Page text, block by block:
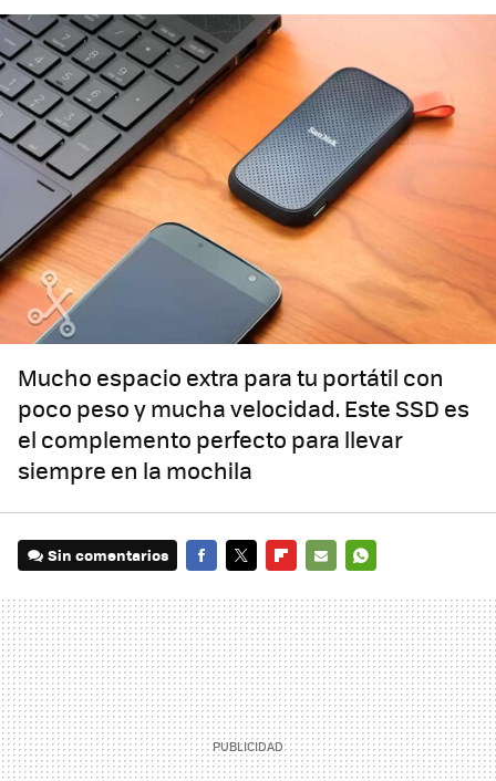
Mucho espacio extra para tu portátil con
poco peso y mucha velocidad. Este SSD es
el complemento perfecto para llevar
siempre en la mochila
Sin comentarios
MAIL